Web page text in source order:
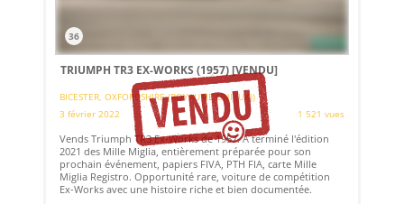
36
TRIUMPH TR3 EX-WORKS (1957)[VENDU]
BICESTER, OXFORDSHIRE (ROYAUME-UNI (UK))
3 février 2022
1 521 vues
Vends Triumph TR3 Ex-Works de 1957. A terminé l'édition
2021 des Mille Miglia, entièrement préparée pour son
prochain événement, papiers FIVA, PTH FIA, carte Mille
Miglia Registro. Opportunité rare, voiture de compétition
Ex-Works avec une histoire riche et bien documentée.